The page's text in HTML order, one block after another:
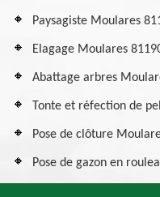
Paysagiste Moulares
Elagage Moulares
Abattage arbres
Tonte et réfection de
Pose de clôture
Pose de gazon en